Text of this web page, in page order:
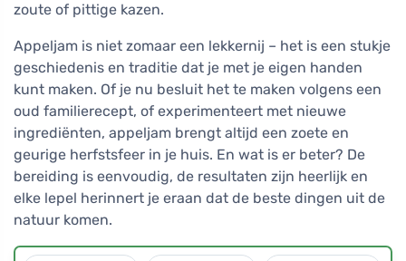
zoute of pittige kazen.
Appeljam is niet zomaar een lekkernij – het is een stukje
geschiedenis en traditie dat je met je eigen handen
kunt maken. Of je nu besluit het te maken volgens een
oud familierecept, of experimenteert met nieuwe
ingrediënten, appeljam brengt altijd een zoete en
geurige herfstsfeer in je huis. En wat is er beter? De
bereiding is eenvoudig, de resultaten zijn heerlijk en
elke lepel herinnert je eraan dat de beste dingen uit de
natuur komen.